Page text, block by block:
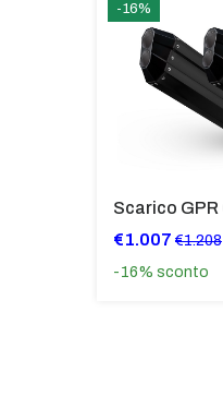
-16%
€1.007 €1.208
-16% sconto